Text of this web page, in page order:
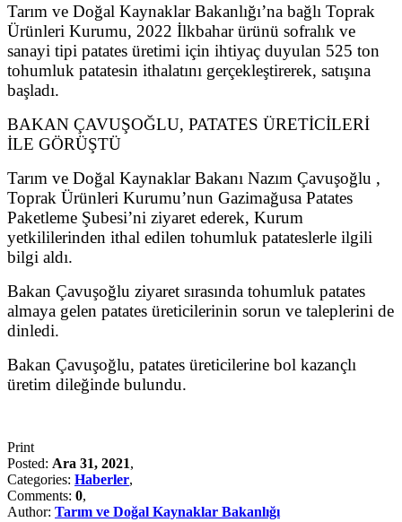
Tarım ve Doğal Kaynaklar Bakanlığı’na bağlı Toprak
Ürünleri Kurumu, 2022 İlkbahar ürünü sofralık ve
sanayi tipi patates üretimi için ihtiyaç duyulan 525 ton
tohumluk patatesin ithalatını gerçekleştirerek, satışına
başladı.
BAKAN ÇAVUŞOĞLU, PATATES ÜRETİCİLERİ
İLE GÖRÜŞTÜ
Tarım ve Doğal Kaynaklar Bakanı Nazım Çavuşoğlu ,
Toprak Ürünleri Kurumu’nun Gazimağusa Patates
Paketleme Şubesi’ni ziyaret ederek, Kurum
yetkililerinden ithal edilen tohumluk patateslerle ilgili
bilgi aldı.
Bakan Çavuşoğlu ziyaret sırasında tohumluk patates
almaya gelen patates üreticilerinin sorun ve taleplerini de
dinledi.
Bakan Çavuşoğlu, patates üreticilerine bol kazançlı
üretim dileğinde bulundu.
Print
Posted: Ara 31, 2021,
Categories: Haberler,
Comments: 0,
Author: Tarım ve Doğal Kaynaklar Bakanlığı